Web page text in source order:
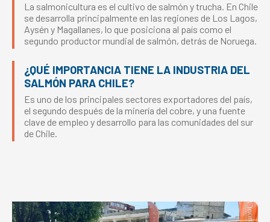
La salmonicultura es el cultivo de salmón y trucha. En Chile
se desarrolla principalmente en las regiones de Los Lagos,
Aysén y Magallanes, lo que posiciona al país como el
segundo productor mundial de salmón, detrás de Noruega.
¿QUÉ IMPORTANCIA TIENE LA INDUSTRIA DEL
SALMÓN PARA CHILE?
Es uno de los principales sectores exportadores del país,
el segundo después de la minería del cobre, y una fuente
clave de empleo y desarrollo para las comunidades del sur
de Chile.